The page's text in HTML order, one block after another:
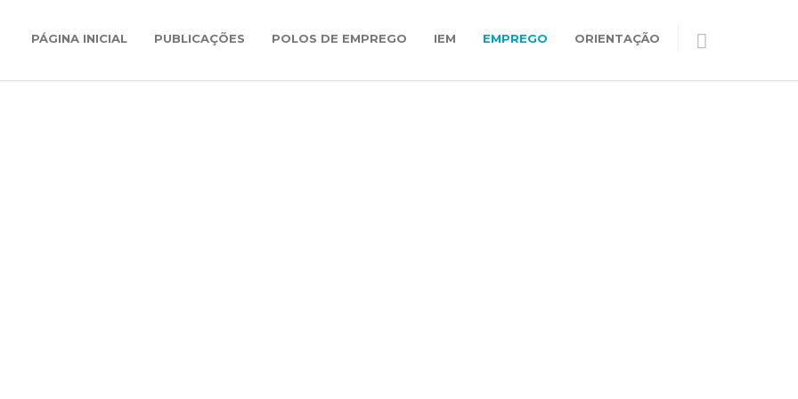
PÁGINA INICIAL PUBLICAÇÕES POLOS DE EMPREGO IEM EMPREGO ORIENTAÇÃO